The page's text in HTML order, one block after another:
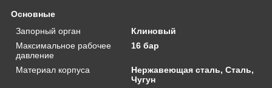
Основные
Запорный орган
Клиновый
Максимальное рабочее
давление
16 бар
Материал корпуса
Нержавеющая сталь, Сталь,
Чугун